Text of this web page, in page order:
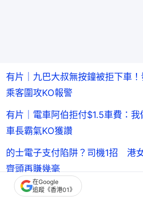
有片｜九巴大叔無按鐘被拒下車
乘客圍攻KO報警
有片｜電車阿伯拒付$1.5車費：
車長霸氣KO獲讚
的士電子支付陷阱？司機1招 港
齊頭再賺幾毫
有片│東鐵頭等男女遊客逃票斷正
在Google
追蹤《香港01》